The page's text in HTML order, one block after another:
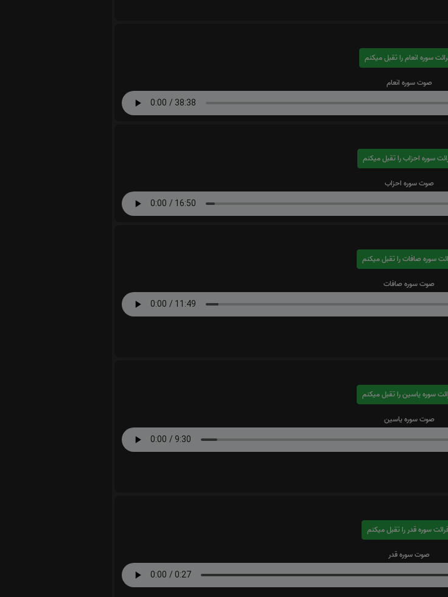
انعام را تقبل میکنم
صوت سوره انعام
را تقبل میکنم
صوت سوره احزاب
را تقبل میکنم
صوت سوره صافات
را تقبل میکنم
صوت سوره یاسین
سوره قدر را تقبل میکنم
صوت سوره قدر